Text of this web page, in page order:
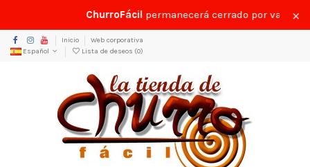
ChurroFácilpermanecerá cerrado por vacaciones
×
Inicio
Web corporativa
Español
Lista de deseos (0)